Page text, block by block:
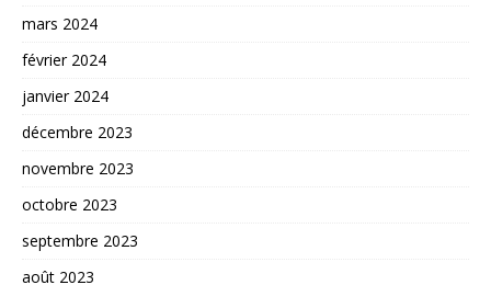
mars 2024
février 2024
janvier 2024
décembre 2023
novembre 2023
octobre 2023
septembre 2023
août 2023